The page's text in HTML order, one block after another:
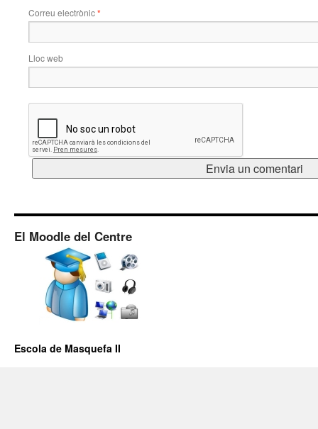
Correu electrònic*
Lloc web
El Moodle del Centre
Escola de Masquefa II